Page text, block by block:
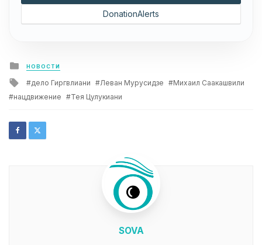
DonationAlerts
Posted
in
НОВОСТИ
Tagged
дело Гиргвлиани Леван Мурусидзе
Михаил Саакашвили
нацдвижение
Тея Цулукиани
SOVA